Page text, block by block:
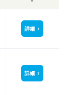
詳細
詳細